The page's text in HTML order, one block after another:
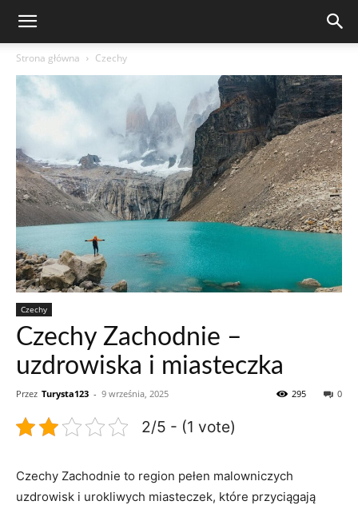
Strona główna Czechy
Czechy
Czechy Zachodnie –
uzdrowiska i miasteczka
Przez Turysta123 - 9 września, 2025 0
295
2/5 - (1 vote)
Czechy Zachodnie to region pełen ​malowniczych
uzdrowisk i urokliwych miasteczek, które‌ przyciągają